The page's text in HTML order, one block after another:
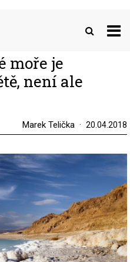
moře je
není ale
Marek Telička 20.04.2018